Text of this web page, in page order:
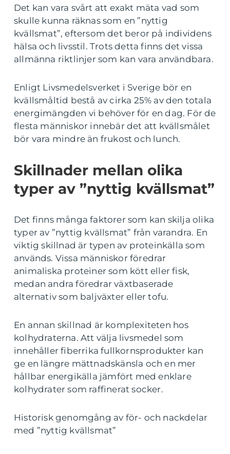
Det kan vara svårt att exakt mäta vad som
skulle kunna räknas som en ”nyttig
kvällsmat”, eftersom det beror på individens
hälsa och livsstil. Trots detta finns det vissa
allmänna riktlinjer som kan vara användbara.
Enligt Livsmedelsverket i Sverige bör en
kvällsmåltid bestå av cirka 25% av den totala
energimängden vi behöver för en dag. För de
flesta människor innebär det att kvällsmålet
bör vara mindre än frukost och lunch.
Skillnader mellan olika
typer av ”nyttig kvällsmat”
Det finns många faktorer som kan skilja olika
typer av ”nyttig kvällsmat” från varandra. En
viktig skillnad är typen av proteinkälla som
används. Vissa människor föredrar
animaliska proteiner som kött eller fisk,
medan andra föredrar växtbaserade
alternativ som baljväxter eller tofu.
En annan skillnad är komplexiteten hos
kolhydraterna. Att välja livsmedel som
innehåller fiberrika fullkornsprodukter kan
ge en längre mättnadskänsla och en mer
hållbar energikälla jämfört med enklare
kolhydrater som raffinerat socker.
Historisk genomgång av för- och nackdelar
med ”nyttig kvällsmat”